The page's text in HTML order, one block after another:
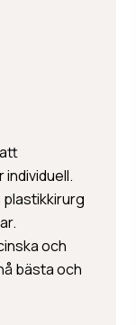
plastikkirurg
och
bästa och